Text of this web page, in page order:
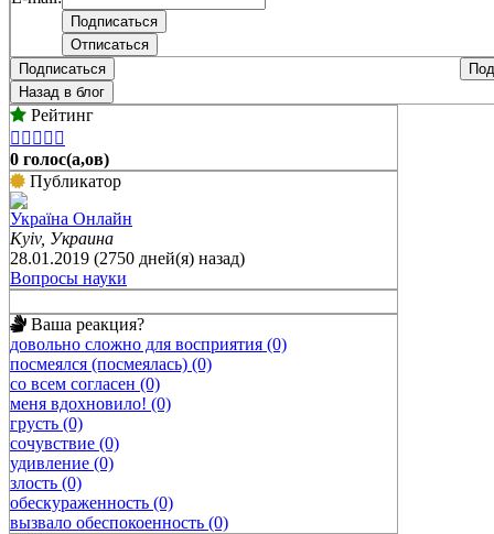
Подписаться
Назад в блог
Рейтинг
    
0 голос(а,ов)
Публикатор
Україна Онлайн
Kyiv, Украина
28.01.2019 (2750 дней(я) назад)
Вопросы науки
Ваша реакция?
довольно сложно для восприятия (0)
посмеялся (посмеялась) (0)
со всем согласен (0)
меня вдохновило! (0)
грусть (0)
сочувствие (0)
удивление (0)
злость (0)
обескураженность (0)
вызвало обеспокоенность (0)